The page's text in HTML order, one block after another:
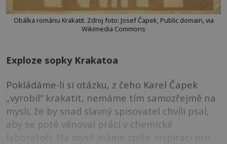
Obálka románu Krakatit. Zdroj foto: Josef Čapek, Public domain, via
Wikimedia Commons
Exploze sopky Krakatoa
Pokládáme-li si otázku, z čeho Karel Čapek
„vyrobil“ krakatit, nemáme tím samozřejmě na
mysli, že by snad slavný spisovatel chvíli psal,
aby se poté věnoval práci v chemické
laboratoři. Na mysli máme spíše inspiraci pro